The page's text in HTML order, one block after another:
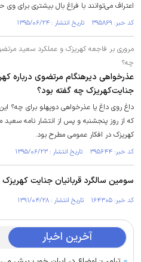
اعتراف می‌توانند با فراغ بال بیشتری برای وی
کد خبر: ۳۹۵۸۶۹ تاریخ انتشار : ۱۳۹۵/۰۶/۲۴
مروری بر فاجعه کهریزک و عملکرد سعید
چه؟
عذرخواهی دیرهنگام مرتضوی درباره
جنایت‌کهریزک چه گفته بود؟
داغ روی داغ یا عذرخواهی دوپهلو برای چه؟
که از روز پنجشنبه و پس از انتشار نامه
کهریزک در افکار عمومی مطرح بود.
کد خبر: ۳۹۵۶۴۴ تاریخ انتشار : ۱۳۹۵/۰۶/۲۳
سومین سالگرد قربانیان جنایت
کد خبر: ۱۶۴۳۰۵ تاریخ انتشار : ۱۳۹۱/۰۴/۲۸
آخرین اخبار